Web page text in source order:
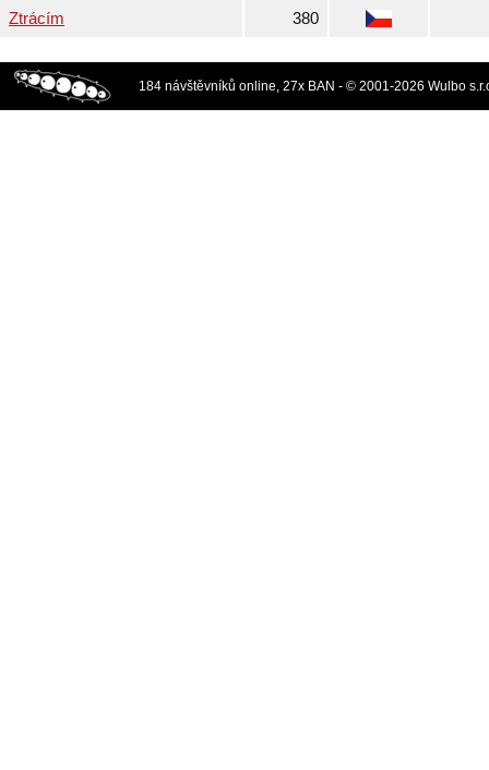
Ztrácím 380
184 návštěvníků online, 27x BAN - © 2001-2026 Wulbo